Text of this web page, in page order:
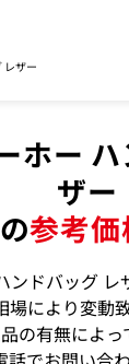
レザー
ホー
ザー
参考
ンドバッグ
場により変動
の有無によ